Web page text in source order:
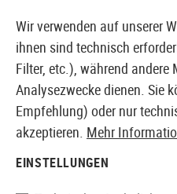
EUROPÄISCHER
Wir verwenden auf unserer
ihnen sind technisch
Filter, etc.), während andere
Analysezwecke dienen. Sie
Empfehlung) oder nur
akzeptieren. Mehr
EINSTELLUNGEN